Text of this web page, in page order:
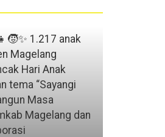
1.217 anak
Magelang
Hari Anak
tema “Sayangi
Masa
Magelang dan